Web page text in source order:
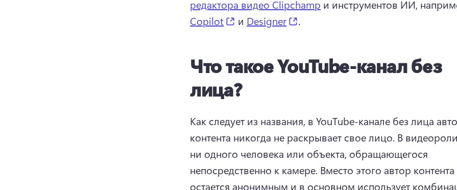
редактора видео Clipchamp и инструментов ИИ,
Copilot
(opens in a new tab)
и Designer (opens in a new tab)
.
Что такое YouTube-канал без
лица?
Как следует из названия, в YouTube-канале без лица
контента никогда не раскрывает свое лицо. В
ни одного человека или объекта, обращающегося
непосредственно к камере. Вместо этого автор контента
остается анонимным и в основном использует